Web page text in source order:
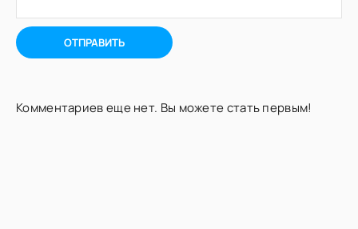
ОТПРАВИТЬ
Комментариев еще нет. Вы можете стать первым!